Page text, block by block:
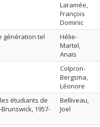
Laramée,
François
Dominic
génération tel
Hélie-
Martel,
Anaïs
Colpron-
Bergsma,
Léonore
étudiants de
1957-
Belliveau,
Joel